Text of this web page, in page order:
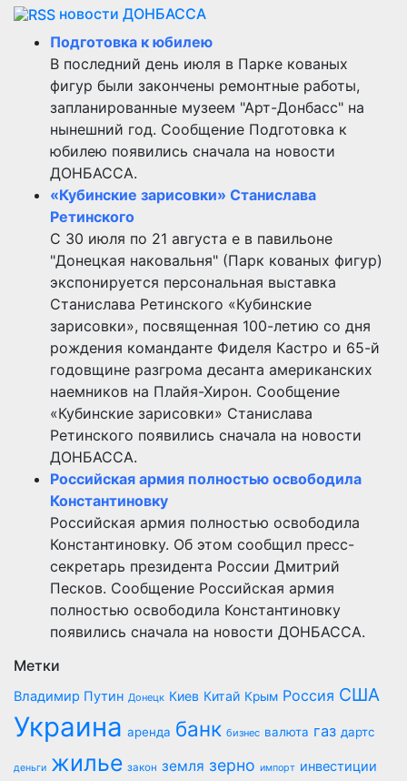
новости ДОНБАССА
Подготовка к юбилею
В последний день июля в Парке кованых
фигур были закончены ремонтные работы,
запланированные музеем "Арт-Донбасс" на
нынешний год. Сообщение Подготовка к
юбилею появились сначала на новости
ДОНБАССА.
«Кубинские зарисовки» Станислава
Ретинского
С 30 июля по 21 августа е в павильоне
"Донецкая наковальня" (Парк кованых фигур)
экспонируется персональная выставка
Станислава Ретинского «Кубинские
зарисовки», посвященная 100-летию со дня
рождения команданте Фиделя Кастро и 65-й
годовщине разгрома десанта американских
наемников на Плайя-Хирон. Сообщение
«Кубинские зарисовки» Станислава
Ретинского появились сначала на новости
ДОНБАССА.
Российская армия полностью освободила
Константиновку
Российская армия полностью освободила
Константиновку. Об этом сообщил пресс-
секретарь президента России Дмитрий
Песков. Сообщение Российская армия
полностью освободила Константиновку
появились сначала на новости ДОНБАССА.
Метки
Владимир Путин Донецк Киев Китай Крым Россия США
Украина аренда банк бизнес валюта газ дартс
деньги жилье закон земля зерно импорт инвестиции